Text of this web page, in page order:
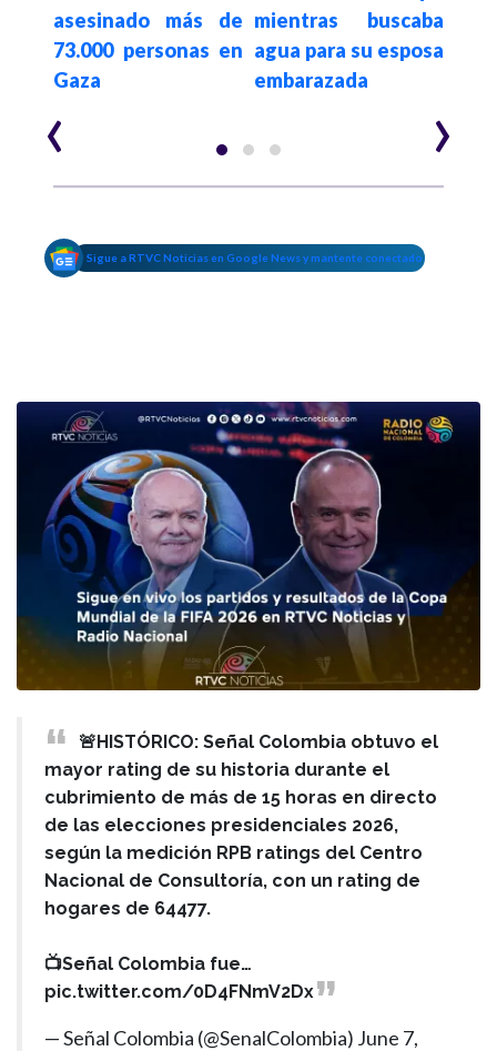
asesinado más de
73.000 personas en
Gaza
mientras buscaba
agua para su esposa
embarazada
‹ ›
Sigue a RTVC Noticias en Google News y mantente conectado
🚨HISTÓRICO: Señal Colombia obtuvo el
mayor rating de su historia durante el
cubrimiento de más de 15 horas en directo
de las elecciones presidenciales 2026,
según la medición RPB ratings del Centro
Nacional de Consultoría, con un rating de
hogares de 64477.
📺Señal Colombia fue…
pic.twitter.com/0D4FNmV2Dx
— Señal Colombia (@SenalColombia) June 7,